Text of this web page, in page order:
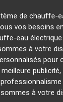
de chauffe-
vos besoins
eau
à votre
pour
à votre